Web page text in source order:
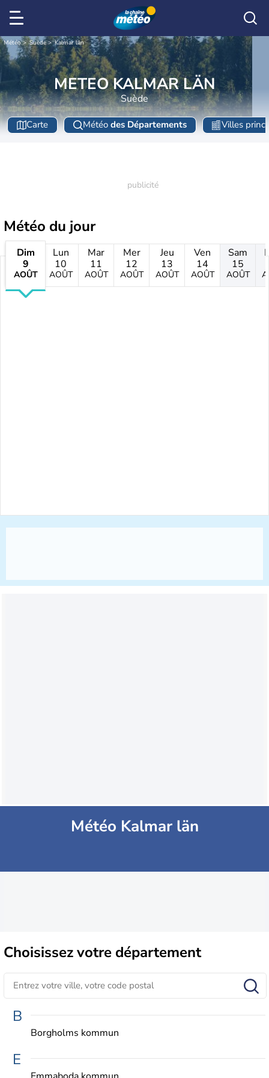
Météo Suède Kalmar län
METEO KALMAR LÄN
Suède
Carte Météo des Départements Villes
Météo du jour
Dim
9
AOÛT
Lun
10
AOÛT
Mar
11
AOÛT
Mer
12
AOÛT
Jeu
13
AOÛT
Ven
14
AOÛT
Sam
15
AOÛT
Météo Kalmar län
Choisissezvotre département
B
Borgholms kommun
E